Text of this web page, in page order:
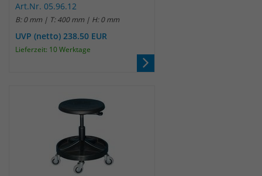
Art.Nr. 05.96.12
B: 0 mm | T: 400 mm | H: 0 mm
UVP (netto) 238.50 EUR
Lieferzeit: 10 Werktage